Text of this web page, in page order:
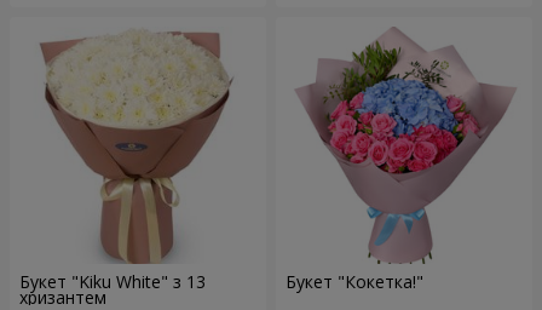
Букет "Kiku White" з 13
хризантем
Букет "Кокетка!"